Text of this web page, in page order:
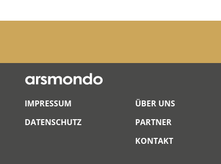
IMPRESSUM
DATENSCHUTZ
ÜBER UNS
PARTNER
KONTAKT